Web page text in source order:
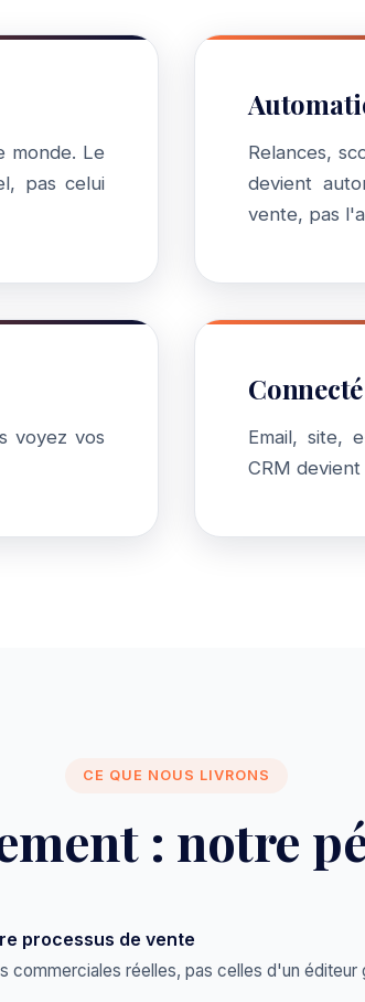
monde. Le
pas celui
Relances,
devient
vente, pas
voyez vos
Email, site,
CRM
CE QUE NOUS LIVRONS
: notre
processus de vente
commerciales réelles, pas celles d'un éditeur